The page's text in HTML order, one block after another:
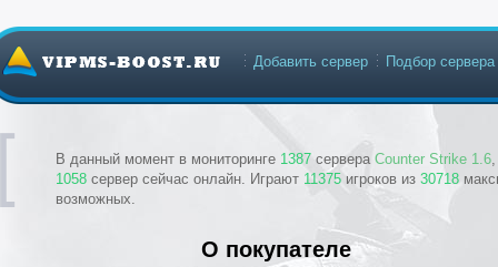
В данный момент в мониторинге 1387 сервера Counter Strike 1.6
1058 сервер сейчас онлайн. Играют 11375 игроков из 30718
возможных.
Добавить сервер Подбор сервера
О покупателе